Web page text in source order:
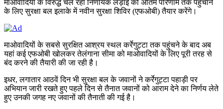
माओवादियों के विरुद्ध चल रही निर्णायक लड़ाई को अंतिम परिणाम तक पहुंचाने
के लिए सुरक्षा बल इलाके में नवीन सुरक्षा शिविर (एफओबी) तैयार करेंगे।
माओवादियों के सबसे सुरक्षित आश्रय स्थल कर्रेगुट्टा तक पहुंचने के बाद अब
यहां कई एफओबी खोलकर तेलंगाना सीमा को माओवादियों के लिए पूरी तरह से
बंद करने की तैयारी की जा रही है।
इधर, लगातार आठवें दिन भी सुरक्षा बल के जवानों ने कर्रेगुट्टा पहाड़ी पर
अभियान जारी रखते हुए पहले दिन से तैनात जवानों को आराम देने का निर्णय लेते
हुए उनकी जगह नए जवानों की तैनाती की गई है।